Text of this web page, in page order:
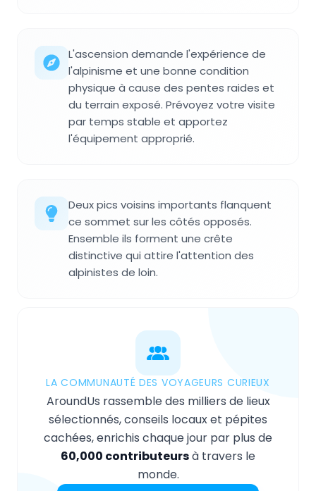
L'ascension demande l'expérience de
l'alpinisme et une bonne condition
physique à cause des pentes raides et
du terrain exposé. Prévoyez votre visite
par temps stable et apportez
l'équipement approprié.
Deux pics voisins importants flanquent
ce sommet sur les côtés opposés.
Ensemble ils forment une crête
distinctive qui attire l'attention des
alpinistes de loin.
LA COMMUNAUTÉ DES VOYAGEURS CURIEUX
AroundUs rassemble des milliers de lieux
sélectionnés, conseils locaux et pépites
cachées, enrichis chaque jour par plus de
60,000 contributeursà travers le
monde.